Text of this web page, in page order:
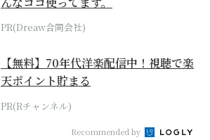
PR(Dreaw合同会社)
【無料】70年代洋楽配信中！視聴で楽
天ポイント貯まる
PR(Rチャンネル)
Recommended by